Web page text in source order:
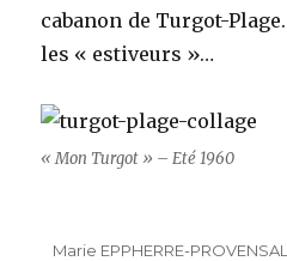
cabanon de Turgot-
les « estiveurs »…
« Mon Turgot » – Eté 1960
Auteur
Marie EPPHERRE-PROVENSAL